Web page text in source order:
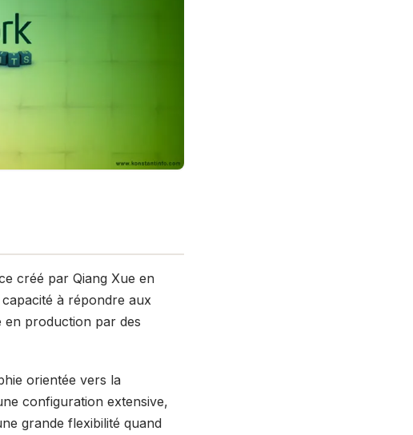
créé par Qiang Xue en
à répondre aux
en production par des
orientée vers la
configuration extensive,
grande flexibilité quand